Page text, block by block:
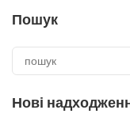
кілька
варіантів.
Параметри
можна
вибрати
на
сторінці
Пошук
Нові